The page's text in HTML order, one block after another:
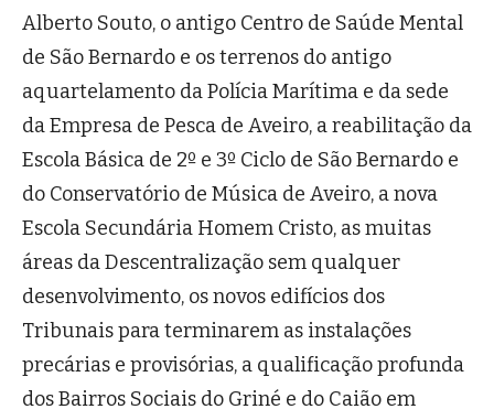
Alberto Souto, o antigo Centro de Saúde Mental
de São Bernardo e os terrenos do antigo
aquartelamento da Polícia Marítima e da sede
da Empresa de Pesca de Aveiro, a reabilitação da
Escola Básica de 2º e 3º Ciclo de São Bernardo e
do Conservatório de Música de Aveiro, a nova
Escola Secundária Homem Cristo, as muitas
áreas da Descentralização sem qualquer
desenvolvimento, os novos edifícios dos
Tribunais para terminarem as instalações
precárias e provisórias, a qualificação profunda
dos Bairros Sociais do Griné e do Caião em